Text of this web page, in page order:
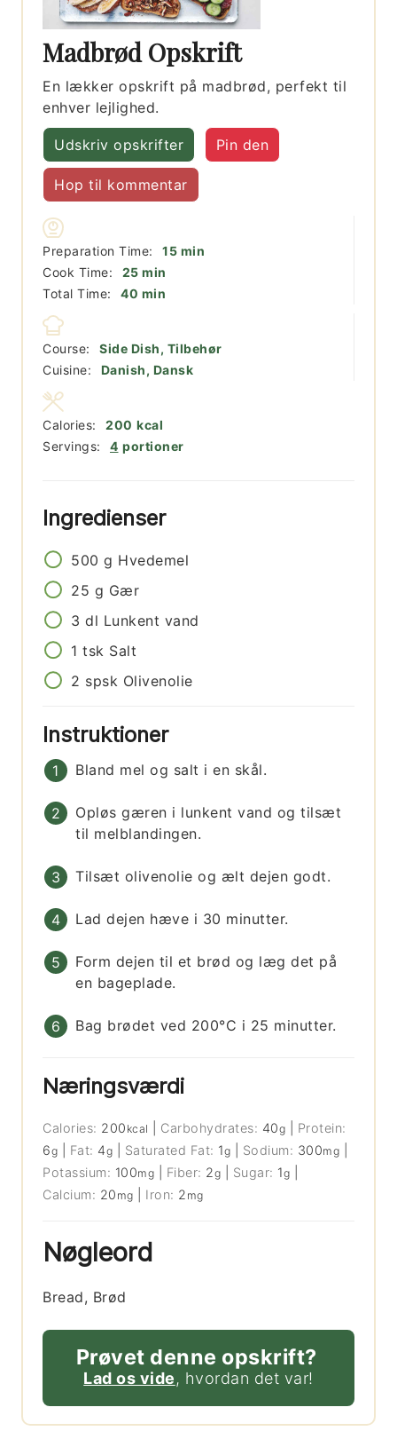
Madbrød Opskrift
En lækker opskrift på madbrød, perfekt til
enhver lejlighed.
Udskriv opskrifter Pin den
Hop til kommentar
Preparation Time: 15minutter
min
Cook Time:
25minutter
min
Total Time:
40 minutter
min
Course:
Side Dish, Tilbehør
Cuisine:
Danish, Dansk
Servings: 4 portioner
Calories: 200 kcal
Ingredienser
500 g Hvedemel
25 g Gær
3 dl Lunkent vand
1 tsk Salt
2 spsk Olivenolie
Instruktioner
Bland mel og salt i en skål.
Opløs gæren i lunkent vand og tilsæt
til melblandingen.
Tilsæt olivenolie og ælt dejen godt.
Lad dejen hæve i 30 minutter.
Form dejen til et brød og læg det på
en bageplade.
Bag brødet ved 200°C i 25 minutter.
Næringsværdi
Calories: 200 kcal Carbohydrates: 40g
Protein:
6g Fat: 4g Saturated Fat: 1g Sodium: 300mg
Potassium: 100mg Fiber: 2g Sugar: 1g
Calcium: 20 mg Iron: 2 mg
Nøgleord
Bread, Brød
Prøvet denne opskrift?
Lad os vide, hvordan det var!